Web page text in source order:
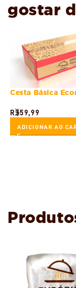
gostar
Cesta Básica
R$59,99
ADICIONAR AO